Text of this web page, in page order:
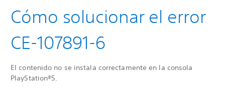
Cómo solucionar el error
CE-107891-6
El contenido no se instala correctamente en la consola
PlayStation®5.